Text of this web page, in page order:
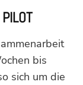
bis
sich um die